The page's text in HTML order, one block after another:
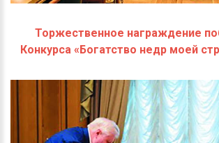
Торжественное награждение
Конкурса «Богатство недр моей